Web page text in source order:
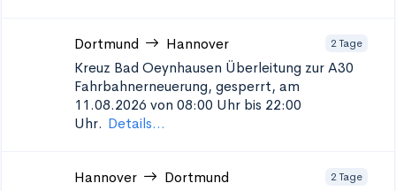
Dortmund Hannover 2 Tage
Kreuz Bad Oeynhausen Überleitung zur A30
Fahrbahnerneuerung, gesperrt, am
11.08.2026 von 08:00 Uhr bis 22:00
Uhr. Details...
Hannover Dortmund 2 Tage